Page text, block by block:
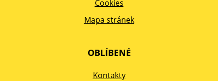
Cookies
Mapa stránek
OBLÍBENÉ
Kontakty